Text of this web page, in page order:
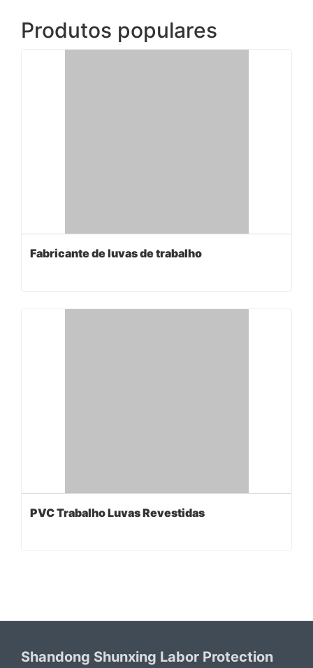
Produtos populares
Fabricante de luvas de trabalho
PVC Trabalho Luvas Revestidas
Shandong Shunxing Labor Protection